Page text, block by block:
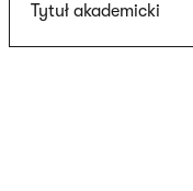
Tytuł akademicki